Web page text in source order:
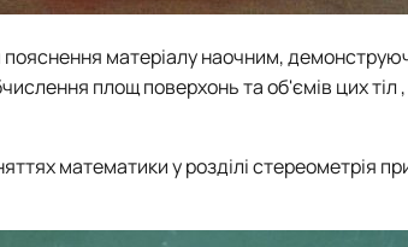
матеріалу наочним,
площ поверхонь та об'ємів цих тіл
математики у розділі стереометрія